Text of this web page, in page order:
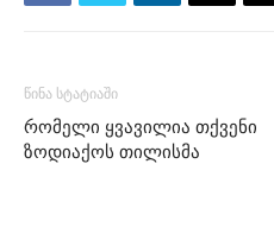
წინა სტატიაში
რომელი ყვავილია თქვენი
ზოდიაქოს თილისმა